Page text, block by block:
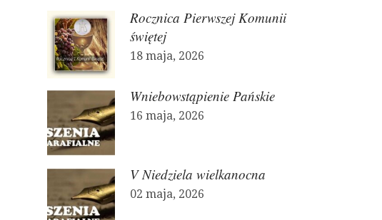
Rocznica Pierwszej Komunii
świętej
18 maja, 2026
Wniebowstąpienie Pańskie
16 maja, 2026
V Niedziela wielkanocna
02 maja, 2026